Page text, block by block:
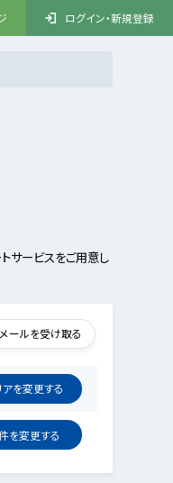
ログイン・新規登録
サービスをご用意し
アを変更する
を変更する
ールを受け取る